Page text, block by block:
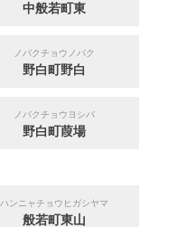
中般若町東
ノバクチョウノバク
野白町野白
ノバクチョウヨシバ
野白町葭場
ハンニャチョウヒガシヤマ
般若町東山